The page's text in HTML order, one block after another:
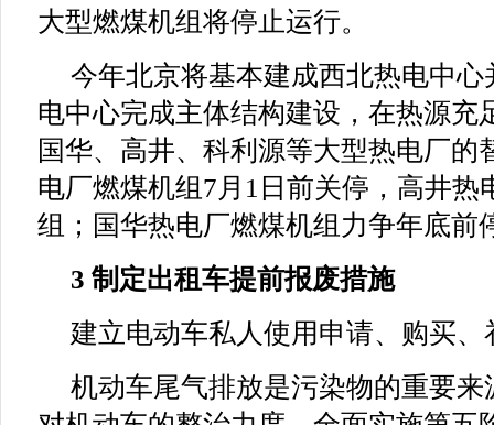
大型燃煤机组将停止运行。
今年北京将基本建成西北热电中
电中心完成主体结构建设，在热源充
国华、高井、科利源等大型热电厂的
电厂燃煤机组7月1日前关停，高井热
组；国华热电厂燃煤机组力争年底前
3 制定出租车提前报废措施
建立电动车私人使用申请、购买
机动车尾气排放是污染物的重要